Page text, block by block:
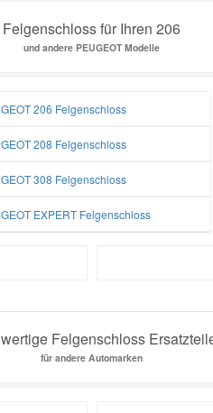
Felgenschloss für Ihren 206
und andere PEUGEOT Modelle
206 Felgenschloss
208 Felgenschloss
308 Felgenschloss
EXPERT Felgenschloss
Felgenschloss
für andere Automarken